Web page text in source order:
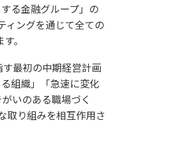
る金融グループ」の
ィングを通じて全ての
。
最初の中期経営計画
組織」「急速に変化
いのある職場づく
取り組みを相互作用さ